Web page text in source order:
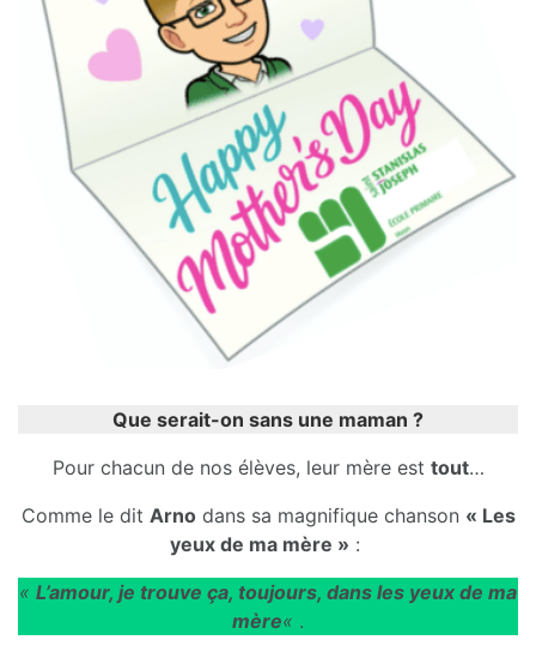
Que serait-on sans une maman ?
Pour chacun de nos élèves, leur mère est tout…
Comme le dit Arnodans sa magnifique chanson « Les
yeux de ma mère » :
« L’amour, je trouve ça, toujours, dans les yeux de ma
mère« .